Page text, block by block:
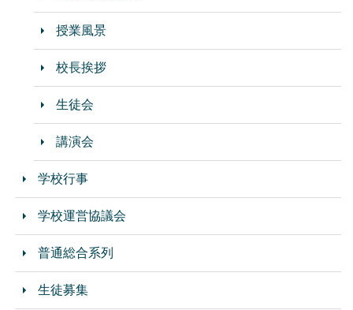
授業風景
校長挨拶
生徒会
講演会
学校行事
学校運営協議会
普通総合系列
生徒募集